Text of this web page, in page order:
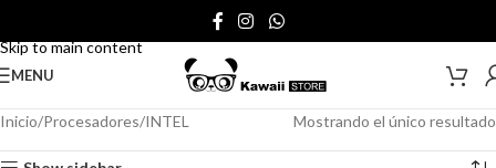
Skip to main content
MENU
Inicio Procesadores INTEL Mostrando el único resultado